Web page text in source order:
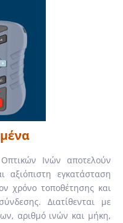
Ινών αποτελούν
αξιόπιστη εγκατάσταση
χρόνο τοποθέτησης και
Διατίθενται με
αριθμό ινών και μήκη,